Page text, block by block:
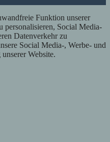
Funktion unserer
personalisieren, Social Media-
Datenverkehr zu
Social Media-, Werbe- und
Website.